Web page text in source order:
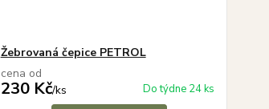
Žebrovaná čepice PETROL
cena od
230 Kč/ks Do týdne 24 ks